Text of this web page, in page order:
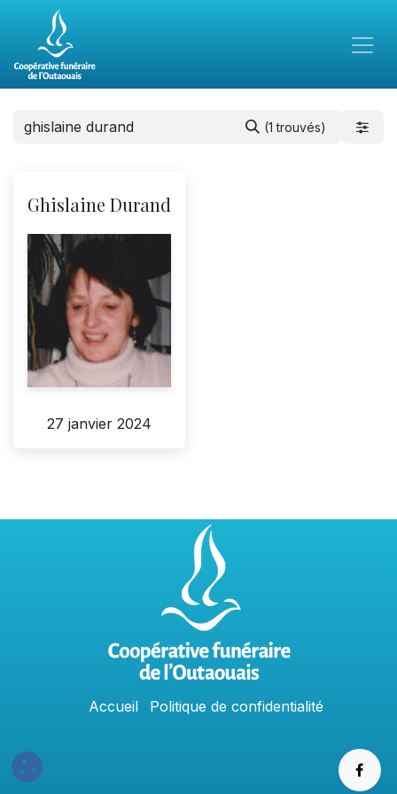
(1 trouvés)
Ghislaine Durand
27 janvier 2024
Accue​il Politique​​ de confidentialit​é